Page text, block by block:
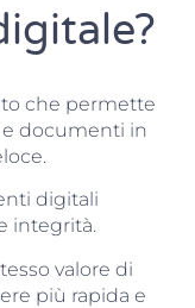
che permette
documenti in
digitali
integrità.
valore di
più rapida e